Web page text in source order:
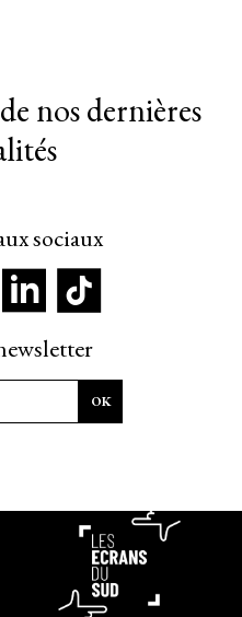
nos dernières
sociaux